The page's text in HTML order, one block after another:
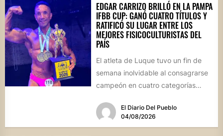
EDGAR CARRIZO BRILLÓ EN LA PAMPA
IFBB CUP: GANÓ CUATRO TÍTULOS Y
RATIFICÓ SU LUGAR ENTRE LOS
MEJORES FISICOCULTURISTAS DEL
PAÍS
El atleta de Luque tuvo un fin de
semana inolvidable al consagrarse
campeón en cuatro categorías
competencia...El Diario Del Pueblo
04/08/2026